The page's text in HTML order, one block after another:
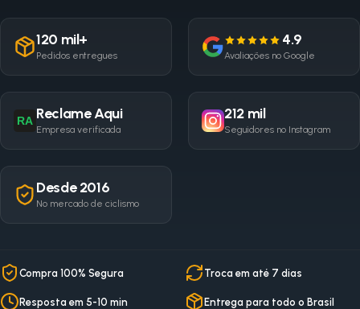
120 mil+
Pedidos entregues
4.9
Avaliações no Google
RA Reclame Aqui
Empresa verificada
212 mil
Seguidores no Instagram
Desde 2016
No mercado de ciclismo
Compra 100% Segura Troca em até 7 dias
Resposta em 5-10 min Entrega para todo o Brasil